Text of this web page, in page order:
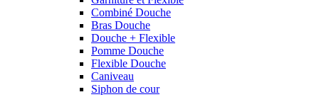
Combiné Douche
Bras Douche
Douche + Flexible
Pomme Douche
Flexible Douche
Caniveau
Siphon de cour